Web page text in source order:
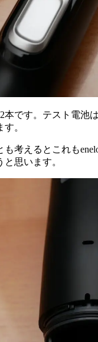
本です。テスト電池
。
も考えるとこれも
思います。